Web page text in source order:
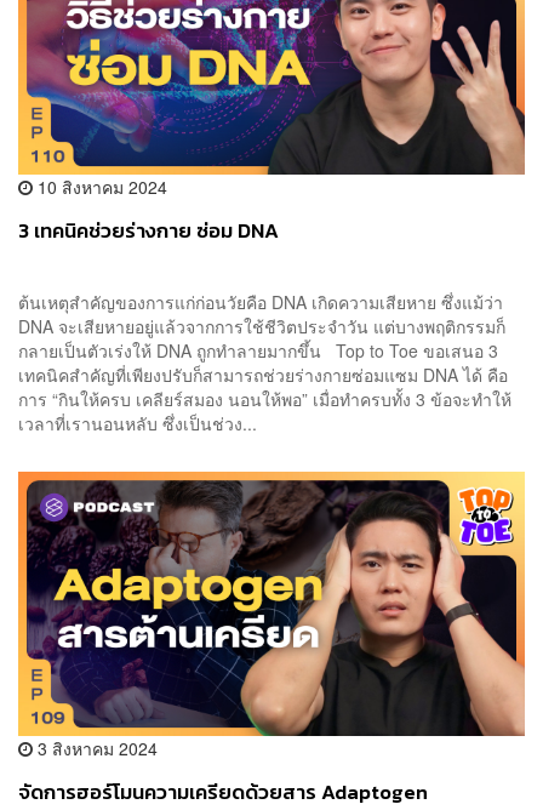
10 สิงหาคม 2024
3 เทคนิคช่วยร่างกาย ซ่อม DNA
ต้นเหตุสำคัญของการแก่ก่อนวัยคือ DNA เกิดความเสียหาย ซึ่งแม้ว่า
DNA จะเสียหายอยู่แล้วจากการใช้ชีวิตประจำวัน แต่บางพฤติกรรมก็
กลายเป็นตัวเร่งให้ DNA ถูกทำลายมากขึ้น Top to Toe ขอเสนอ 3
เทคนิคสำคัญที่เพียงปรับก็สามารถช่วยร่างกายซ่อมแซม DNA ได้ คือ
การ “กินให้ครบ เคลียร์สมอง นอนให้พอ” เมื่อทำครบทั้ง 3 ข้อจะทำให้
เวลาที่เรานอนหลับ ซึ่งเป็นช่วง...
3 สิงหาคม 2024
จัดการฮอร์โมนความเครียดด้วยสาร Adaptogen